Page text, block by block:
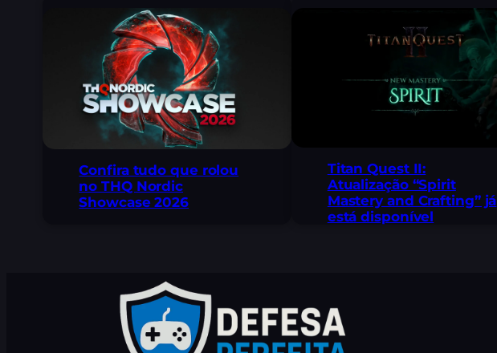
Confira tudo que rolou
no THQ Nordic
Showcase 2026
Titan Quest II:
Atualização “Spirit
Mastery and Crafting” já
está disponível